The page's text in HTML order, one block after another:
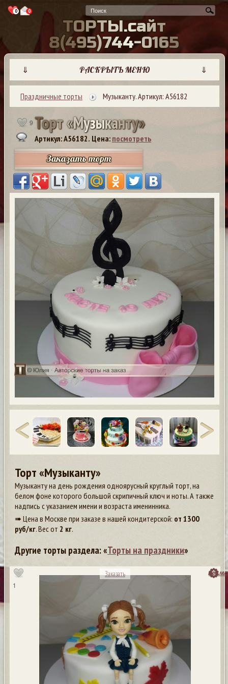
0 0
ТОРТЫ.сайт
8(495)744-0165
⇓ РАСКРЫТЬ МЕНЮ ⇓
Праздничные торты Музыканту. Артикул: А56182
9 Торт«Музыканту»
Артикул: A56182. Цена: посмотреть
Заказать торт
Торт «Музыканту»
Музыканту на день рождения одноярусный круглый торт, на
белом фоне которого большой скрипичный ключ и ноты. А также
надпись с указанием имени и возраста именинника.
➠ Цена в Москве при заказе в нашей кондитерской: от 1300
руб/кг. Вес от 2 кг.
Другие торты раздела: «Торты на праздники»
1
Заказать